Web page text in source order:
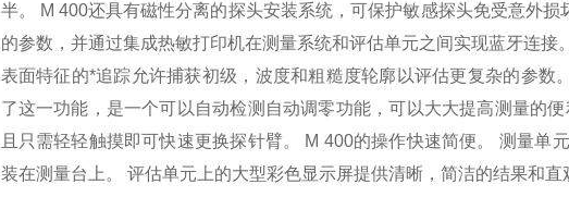
半。 M 400还具有磁性分离的探头安装系统，可保护敏感探头免受意外
的参数，并通过集成热敏打印机在测量系统和评估单元之间实现蓝牙连接
表面特征的*追踪允许捕获初级，波度和粗糙度轮廓以评估更复杂的参数
了这一功能，是一个可以自动检测自动调零功能，可以大大提高测量的
且只需轻轻触摸即可快速更换探针臂。 M 400的操作快速简便。 测量单
装在测量台上。 评估单元上的大型彩色显示屏提供清晰，简洁的结果和直